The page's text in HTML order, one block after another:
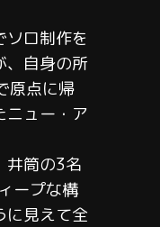
ソロ制作を
、自身の所
原点に帰
ニュー・ア
井筒の3名
ープな構
に見えて全